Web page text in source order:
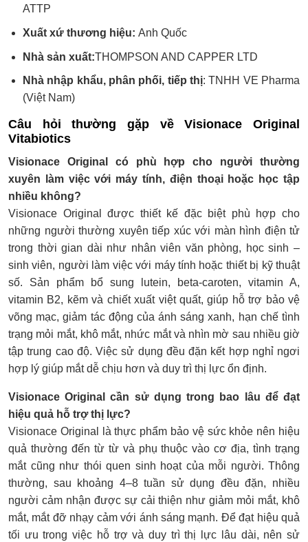
ATTP
Xuất xứ thương hiệu: Anh Quốc
Nhà sản xuất:THOMPSON AND CAPPER LTD
Nhà nhập khẩu, phân phối, tiếp thị: TNHH VE Pharma
(Việt Nam)
Câu hỏi thường gặp về Visionace Original
Vitabiotics
Visionace Original có phù hợp cho người thường
xuyên làm việc với máy tính, điện thoại hoặc học tập
nhiều không?
Visionace Original được thiết kế đặc biệt phù hợp cho
những người thường xuyên tiếp xúc với màn hình điện tử
trong thời gian dài như nhân viên văn phòng, học sinh –
sinh viên, người làm việc với máy tính hoặc thiết bị kỹ thuật
số. Sản phẩm bổ sung lutein, beta-caroten, vitamin A,
vitamin B2, kẽm và chiết xuất việt quất, giúp hỗ trợ bảo vệ
võng mạc, giảm tác động của ánh sáng xanh, hạn chế tình
trạng mỏi mắt, khô mắt, nhức mắt và nhìn mờ sau nhiều giờ
tập trung cao độ. Việc sử dụng đều đặn kết hợp nghỉ ngơi
hợp lý giúp mắt dễ chịu hơn và duy trì thị lực ổn định.
Visionace Original cần sử dụng trong bao lâu để đạt
hiệu quả hỗ trợ thị lực?
Visionace Original là thực phẩm bảo vệ sức khỏe nên hiệu
quả thường đến từ từ và phụ thuộc vào cơ địa, tình trạng
mắt cũng như thói quen sinh hoạt của mỗi người. Thông
thường, sau khoảng 4–8 tuần sử dụng đều đặn, nhiều
người cảm nhận được sự cải thiện như giảm mỏi mắt, khô
mắt, mắt đỡ nhạy cảm với ánh sáng mạnh. Để đạt hiệu quả
tối ưu trong việc hỗ trợ và duy trì thị lực lâu dài, nên sử